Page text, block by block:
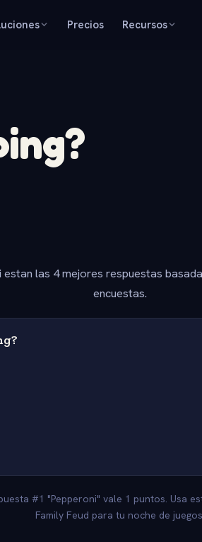
Precios Recursos
estan las 4 mejores respuestas
encuestas.
#1 "Pepperoni" vale 1 puntos. Usa
Family Feud para tu noche de